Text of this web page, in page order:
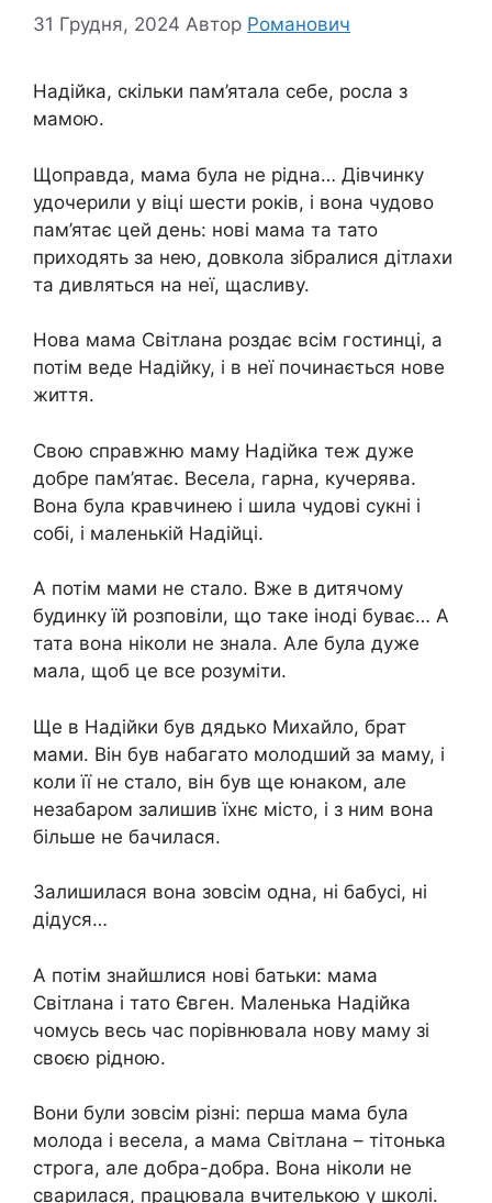
31 Грудня, 2024 Автор Романович
Надійка, скільки пам’ятала себе, росла з
мамою.
Щоправда, мама була не рідна… Дівчинку
удочерили у віці шести років, і вона чудово
пам’ятає цей день: нові мама та тато
приходять за нею, довкола зібралися дітлахи
та дивляться на неї, щасливу.
Нова мама Світлана роздає всім гостинці, а
потім веде Надійку, і в неї починається нове
життя.
Свою справжню маму Надійка теж дуже
добре пам’ятає. Весела, гарна, кучерява.
Вона була кравчинею і шила чудові сукні і
собі, і маленькій Надійці.
А потім мами не стало. Вже в дитячому
будинку їй розповіли, що таке іноді буває… А
тата вона ніколи не знала. Але була дуже
мала, щоб це все розуміти.
Ще в Надійки був дядько Михайло, брат
мами. Він був набагато молодший за маму, і
коли її не стало, він був ще юнаком, але
незабаром залишив їхнє місто, і з ним вона
більше не бачилася.
Залишилася вона зовсім одна, ні бабусі, ні
дідуся…
А потім знайшлися нові батьки: мама
Світлана і тато Євген. Маленька Надійка
чомусь весь час порівнювала нову маму зі
своєю рідною.
Вони були зовсім різні: перша мама була
молода і весела, а мама Світлана – тітонька
строга, але добра-добра. Вона ніколи не
сварилася, працювала вчителькою у школі.